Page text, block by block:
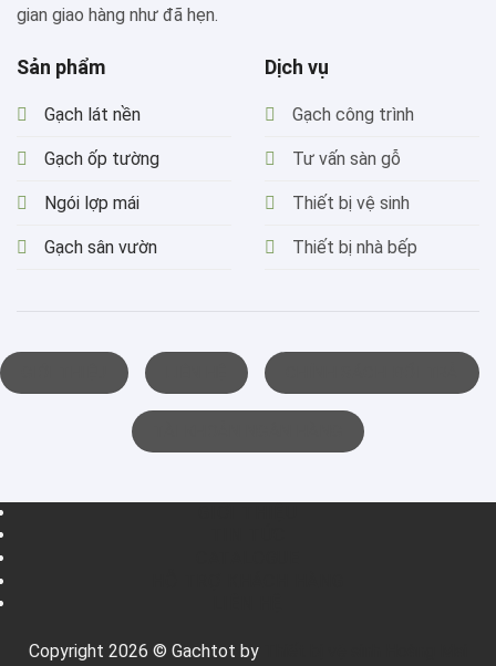
gian giao hàng như đã hẹn.
Sản phẩm
Gạch lát nền
Gạch ốp tường
Ngói lợp mái
Gạch sân vườn
Dịch vụ
Gạch công trình
Tư vấn sàn gỗ
Thiết bị vệ sinh
Thiết bị nhà bếp
Copyright 2026 © Gachtot by